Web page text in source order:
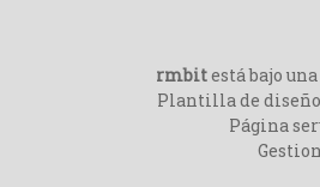
rmbitestá bajo una
Plantilla de
Página